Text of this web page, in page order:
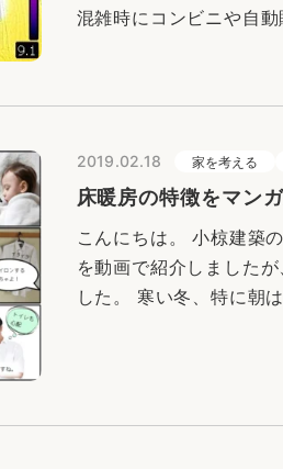
混雑時にコンビニや自
2019.02.18 家を考える
床暖房の特徴をマン
こんにちは。 小椋建築
を動画で紹介しました
した。 寒い冬、特に朝